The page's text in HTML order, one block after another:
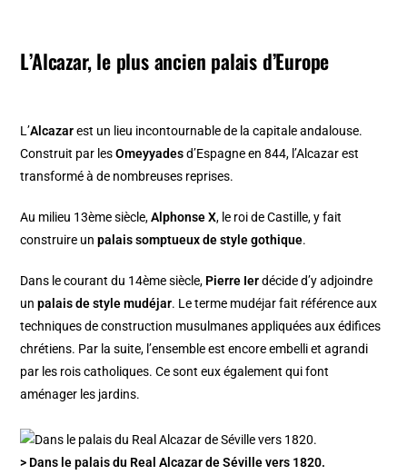
L’Alcazar, le plus ancien palais d’Europe
L’Alcazarest un lieu incontournable de la capitale andalouse.
Construit par lesOmeyyadesd’Espagne en 844, l’Alcazar est
transformé à de nombreuses reprises.
Au milieu 13ème siècle,Alphonse X, le roi de Castille, y fait
construire unpalais somptueux de style gothique.
Dans le courant du 14ème siècle, Pierre Ierdécide d’y adjoindre
unpalais de style mudéjar. Le terme mudéjar fait référence aux
techniques de construction musulmanes appliquées aux édifices
chrétiens. Par la suite, l’ensemble est encore embelli et agrandi
par les rois catholiques. Ce sont eux également qui font
aménager les jardins.
> Dans le palais du Real Alcazar de Séville vers 1820.